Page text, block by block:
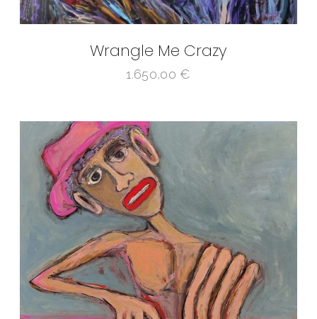
Wrangle Me Crazy
1.650,00 €